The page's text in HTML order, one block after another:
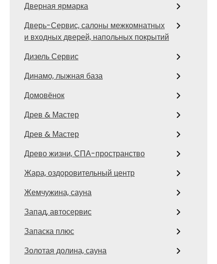
Дверная ярмарка
Дверь-Сервис, салоны межкомнатных
и входных дверей, напольных покрытий
Дизель Сервис
Динамо, лыжная база
Домовёнок
Древ & Мастер
Древ & Мастер
Древо жизни, СПА-пространство
Жара, оздоровительный центр
Жемчужина, сауна
Запад, автосервис
Запаска плюс
Золотая долина, сауна